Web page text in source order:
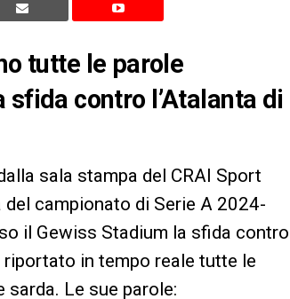
tutte le parole
contro l’Atalanta di
sala stampa del CRAI Sport
campionato di Serie A 2024-
il Gewiss Stadium la sfida contro
in tempo reale tutte le
Le sue parole: